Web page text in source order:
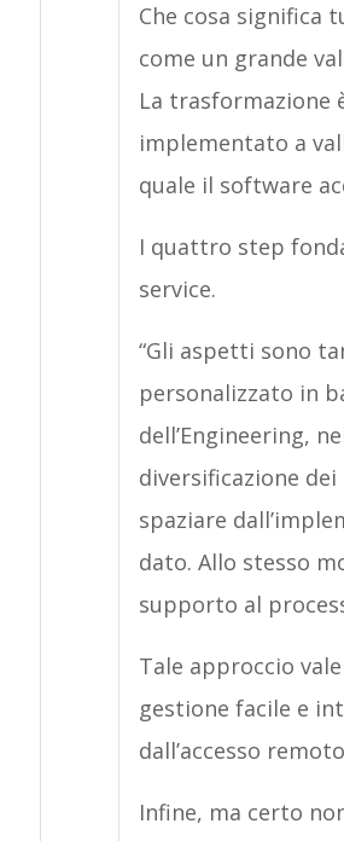
Che cosa significa
come un grande
La trasformazione
implementato a
quale il software
I quattro step
service.
“Gli aspetti sono
personalizzato in
dell’Engineering,
diversificazione
spaziare
dato. Allo stesso
supporto al
Tale approccio
gestione facile e
dall’accesso
Infine, ma certo